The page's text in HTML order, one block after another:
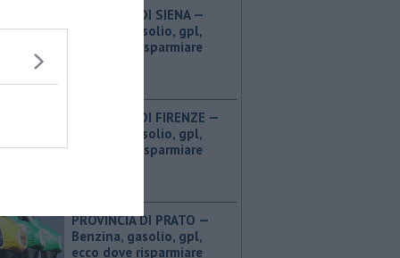
PROVINCIA DI SIENA — ​
Benzina, gasolio, gpl,
ecco dove risparmiare
PROVINCIA DI FIRENZE — ​
Benzina, gasolio, gpl,
ecco dove risparmiare
PROVINCIA DI PRATO — ​
Benzina, gasolio, gpl,
ecco dove risparmiare